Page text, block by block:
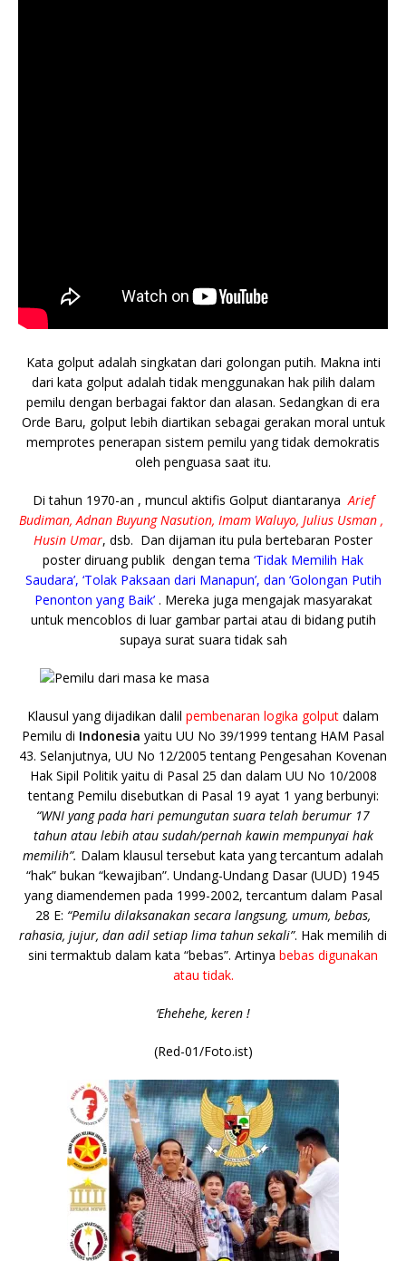
Kata golput adalah singkatan dari golongan putih. Makna inti
dari kata golput adalah tidak menggunakan hak pilih dalam
pemilu dengan berbagai faktor dan alasan. Sedangkan di era
Orde Baru, golput lebih diartikan sebagai gerakan moral untuk
memprotes penerapan sistem pemilu yang tidak demokratis
oleh penguasa saat itu.
Di tahun 1970-an , muncul aktifis Golput diantaranya Arief
Budiman, Adnan Buyung Nasution, Imam Waluyo, Julius Usman ,
Husin Umar, dsb. Dan dijaman itu pula bertebaran Poster
poster diruang publik dengan tema ‘Tidak Memilih Hak
Saudara’, ‘Tolak Paksaan dari Manapun’, dan ‘Golongan Putih
Penonton yang Baik’. Mereka juga mengajak masyarakat
untuk mencoblos di luar gambar partai atau di bidang putih
supaya surat suara tidak sah
Klausul yang dijadikan dalil pembenaran logika golput dalam
Pemilu di Indonesia yaitu UU No 39/1999 tentang HAM Pasal
43. Selanjutnya, UU No 12/2005 tentang Pengesahan Kovenan
Hak Sipil Politik yaitu di Pasal 25 dan dalam UU No 10/2008
tentang Pemilu disebutkan di Pasal 19 ayat 1 yang berbunyi:
“WNI yang pada hari pemungutan suara telah berumur 17
tahun atau lebih atau sudah/pernah kawin mempunyai hak
memilih”. Dalam klausul tersebut kata yang tercantum adalah
“hak” bukan “kewajiban”. Undang-Undang Dasar (UUD) 1945
yang diamendemen pada 1999-2002, tercantum dalam Pasal
28 E: “Pemilu dilaksanakan secara langsung, umum, bebas,
rahasia, jujur, dan adil setiap lima tahun sekali”. Hak memilih di
sini termaktub dalam kata “bebas”. Artinya bebas digunakan
atau tidak.
‘Ehehehe, keren !
(Red-01/Foto.ist)